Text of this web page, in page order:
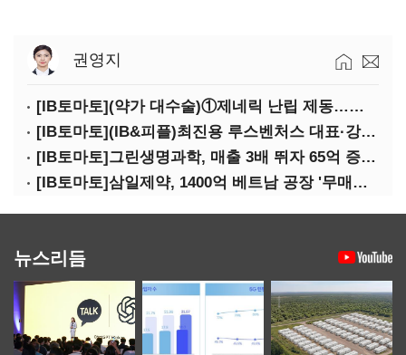
권영지
[IB토마토](약가 대수술)①제네릭 난립 제동…중소 제약사 수익성 비상
[IB토마토](IB&피플)최진용 루스벤처스 대표·강승순 이사
[IB토마토]그린생명과학, 매출 3배 뛰자 65억 증설…상위 2곳 의존도 82%
[IB토마토]삼일제약, 1400억 베트남 공장 '무매출'…한계기업 편입 위기
뉴스리듬